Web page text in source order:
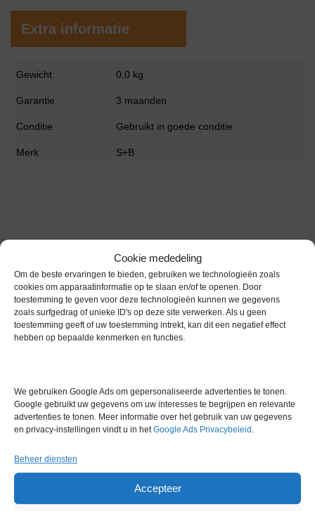
Cookie mededeling
Om de beste ervaringen te bieden, gebruiken we technologieën zoals
cookies om apparaatinformatie op te slaan en/of te openen. Door
toestemming te geven voor deze technologieën kunnen we gegevens
zoals surfgedrag of unieke ID's op deze site verwerken. Als u geen
toestemming geeft of uw toestemming intrekt, kan dit een negatief effect
hebben op bepaalde kenmerken en functies.
We gebruiken Google Ads om gepersonaliseerde advertenties te tonen.
Google gebruikt uw gegevens om uw interesses te begrijpen en relevante
advertenties te tonen. Meer informatie over het gebruik van uw gegevens
en privacy-instellingen vindt u in hetGoogle Ads Privacybeleid .
Beheer diensten
Accepteer
Extra informatie
Gewicht 0,0 kg
Garantie 3 maanden
Conditie Gebruikt in goede conditie
Merk S+B
Gerelateerde producten
Voorraad